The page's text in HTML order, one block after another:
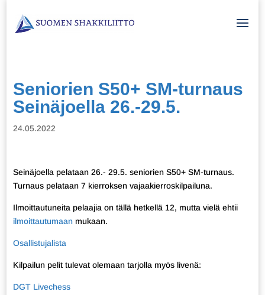
Seniorien S50+ SM-turnaus
Seinäjoella 26.-29.5.
24.05.2022
Seinäjoella pelataan 26.- 29.5. seniorien S50+ SM-turnaus.
Turnaus pelataan 7 kierroksen vajaakierroskilpailuna.
Ilmoittautuneita pelaajia on tällä hetkellä 12, mutta vielä ehtii
ilmoittautumaanmukaan.
Osallistujalista
Kilpailun pelit tulevat olemaan tarjolla myös livenä:
DGT Livechess